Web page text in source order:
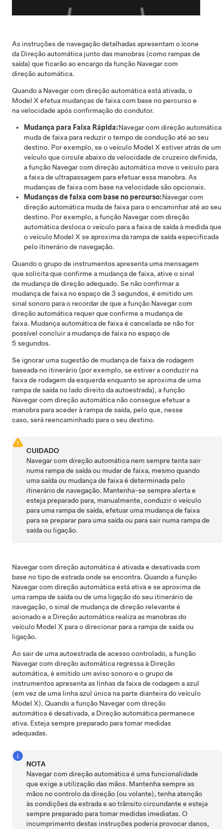
As instruções de navegação detalhadas apresentam o ícone
da Direção automática junto das manobras (como rampas de
saída) que ficarão ao encargo da função Navegar com
direção automática.
Quando a Navegar com direção automáticaestá ativada, o
Model X efetua mudanças de faixa com base no percurso e
na velocidade após confirmação do condutor.
Mudança para Faixa Rápida:Navegar com direção automática
muda de faixa para reduzir o tempo de condução até ao seu
destino. Por exemplo, se o veículo Model X estiver atrás de um
veículo que circule abaixo da velocidade de cruzeiro definida,
a função Navegar com direção automática move o veículo para
a faixa de ultrapassagem para efetuar essa manobra. As
mudanças de faixa com base na velocidade são opcionais.
Mudanças de faixa com base no percurso:Navegar com
direção automática muda de faixa para o encaminhar até ao seu
destino. Por exemplo, a função Navegar com direção
automáticadesloca o veículo para a faixa de saída à medida que
o veículo Model X se aproxima da rampa de saída especificada
pelo itinerário de navegação.
Quando ogrupo de instrumentosapresenta uma mensagem
que solicita que confirme a mudança de faixa, ative o sinal
de mudança de direção adequado. Se não confirmar a
mudança de faixa no espaço de 3 segundos, é emitido um
sinal sonoro para o recordar de que a função Navegar com
direção automática requer que confirme a mudança de
faixa. Mudança automática de faixaé cancelada se não for
possível concluir a mudança de faixa no espaço de
5 segundos.
Se ignorar uma sugestão de mudança de faixa de rodagem
baseada no itinerário (por exemplo, se estiver a conduzir na
faixa de rodagem da esquerda enquanto se aproxima de uma
rampa de saída no lado direito da autoestrada), a função
Navegar com direção automática não consegue efetuar a
manobra para aceder à rampa de saída, pelo que, nesse
caso, será reencaminhado para o seu destino.
CUIDADO
Navegar com direção automática nem sempre tenta sair
numa rampa de saída ou mudar de faixa, mesmo quando
uma saída ou mudança de faixa é determinada pelo
itinerário de navegação. Mantenha-se sempre alerta e
esteja preparado para, manualmente, conduzir o veículo
para uma rampa de saída, efetuar uma mudança de faixa
para se preparar para uma saída ou para sair numa rampa de
saída ou ligação.
Navegar com direção automáticaé ativada e desativada com
base no tipo de estrada onde se encontra. Quando a função
Navegar com direção automáticaestá ativa e se aproxima de
uma rampa de saída ou de uma ligação do seu itinerário de
navegação, o sinal de mudança de direção relevante é
acionado e a Direção automática realiza as manobras do
veículo Model X para o direcionar para a rampa de saída ou
ligação.
Ao sair de uma autoestrada de acesso controlado, a função
Navegar com direção automática regressa à Direção
automática, é emitido um aviso sonoro e ogrupo de
instrumentosapresenta as linhas da faixa de rodagem a azul
(em vez de uma linha azul única na parte dianteira do veículo
Model X). Quando a função Navegar com direção
automáticaé desativada, a Direção automática permanece
ativa. Esteja sempre preparado para tomar medidas
adequadas.
NOTA
Navegar com direção automáticaé uma funcionalidade
que exige a utilização das mãos. Mantenha sempre as
mãos nocontrolo da direção (ou volante), tenha atenção
às condições da estrada e ao trânsito circundante e esteja
sempre preparado para tomar medidas imediatas. O
incumprimento destas instruções poderia provocar danos,